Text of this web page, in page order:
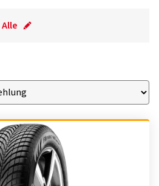
Alle